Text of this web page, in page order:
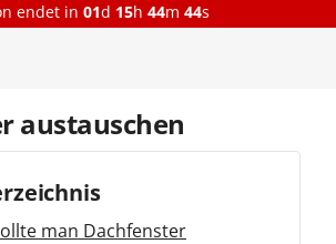
endet in 01d 15h 44m 43s
austauschen
man Dachfenster